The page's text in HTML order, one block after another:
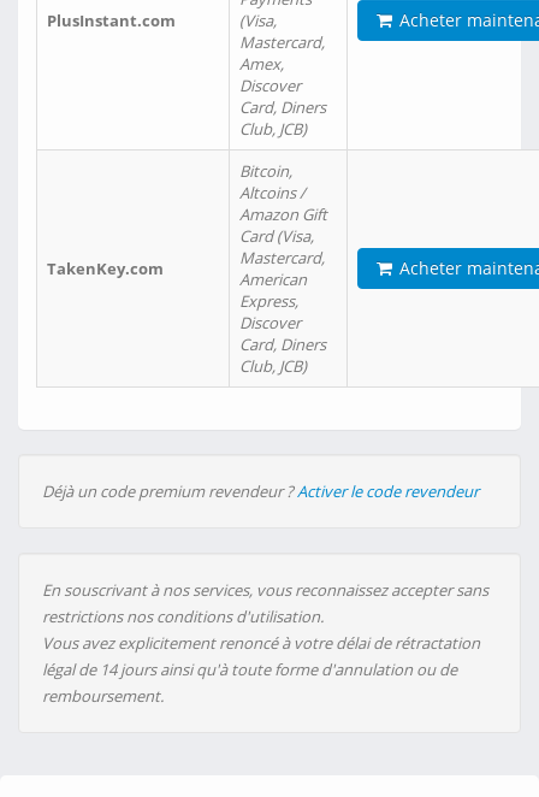
PlusInstant.com
(Visa,
Mastercard,
Amex,
Discover
Card, Diners
Club, JCB)
Acheter
TakenKey.com
Bitcoin,
Altcoins /
Amazon Gift
Card (Visa,
Mastercard,
American
Express,
Discover
Card, Diners
Club, JCB)
Acheter
Déjà un code premium revendeur ?Activer le code revendeur
En souscrivant à nos services, vous reconnaissez accepter sans
restrictions nos conditions d'utilisation.
Vous avez explicitement renoncé à votre délai de rétractation
légal de 14 jours ainsi qu'à toute forme d'annulation ou de
remboursement.